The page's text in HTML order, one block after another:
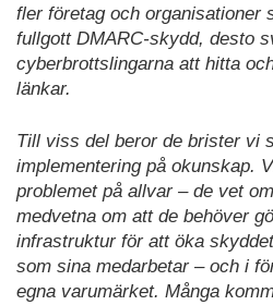
fler företag och organisationer
fullgott DMARC-skydd, desto
cyberbrottslingarna att hitta
länkar.
Till viss del beror de brister vi
implementering på okunskap.
problemet på allvar – de vet
medvetna om att de behöver
infrastruktur för att öka
som sina medarbetar – och i
egna varumärket. Många